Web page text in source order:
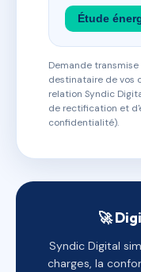
Étude
Demande
destinataire de vos
relation Syndic
de rectification et
confidentialité).
🚀
Syndic Digital
charges, la